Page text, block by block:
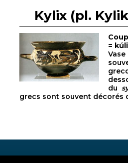
Kylix (pl.
=
du
grecs sont souvent décorés